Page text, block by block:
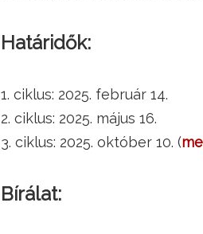
Határidők:
1. ciklus: 2025. február 14.
2. ciklus: 2025. május 16.
3. ciklus: 2025. október 10. (
Bírálat: